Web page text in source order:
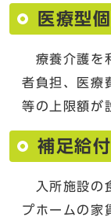
医療型
療養介護を
者負担、医療
等の上限額が
補足給付
入所施設の
プホームの家